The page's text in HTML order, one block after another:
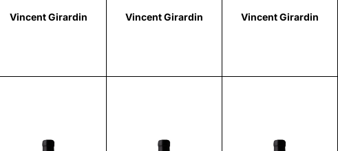
Vincent Girardin Vincent Girardin Vincent Girardin